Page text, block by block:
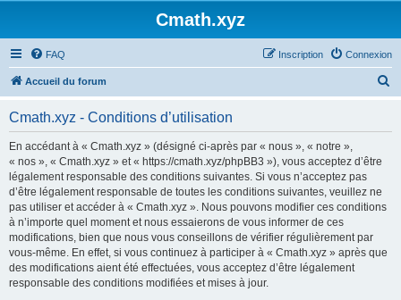
Cmath.xyz
FAQ Connexion
Inscription
Accueil du forum
Cmath.xyz - Conditions d’utilisation
En accédant à « Cmath.xyz » (désigné ci-après par « nous », « notre »,
« nos », « Cmath.xyz » et « https://cmath.xyz/phpBB3 »), vous acceptez d’être
légalement responsable des conditions suivantes. Si vous n’acceptez pas
d’être légalement responsable de toutes les conditions suivantes, veuillez ne
pas utiliser et accéder à « Cmath.xyz ». Nous pouvons modifier ces conditions
à n’importe quel moment et nous essaierons de vous informer de ces
modifications, bien que nous vous conseillons de vérifier régulièrement par
vous-même. En effet, si vous continuez à participer à « Cmath.xyz » après que
des modifications aient été effectuées, vous acceptez d’être légalement
responsable des conditions modifiées et mises à jour.